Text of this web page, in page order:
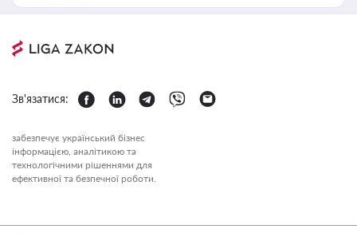
Зв'язатися:
забезпечує український бізнес
інформацією, аналітикою та
технологічними рішеннями для
ефективної та безпечної роботи.